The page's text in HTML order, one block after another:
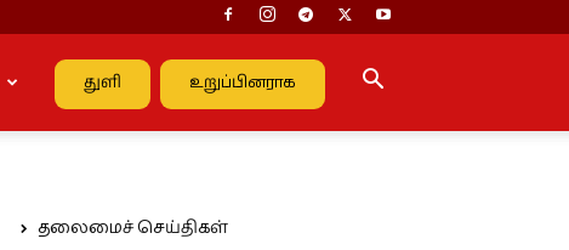
துளி உறுப்பினராக
தலைமைச் செய்திகள்